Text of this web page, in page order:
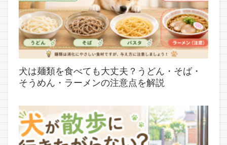
犬は麺類を食べても大丈夫？うどん・そば・
そうめん・ラーメンの注意点を解説